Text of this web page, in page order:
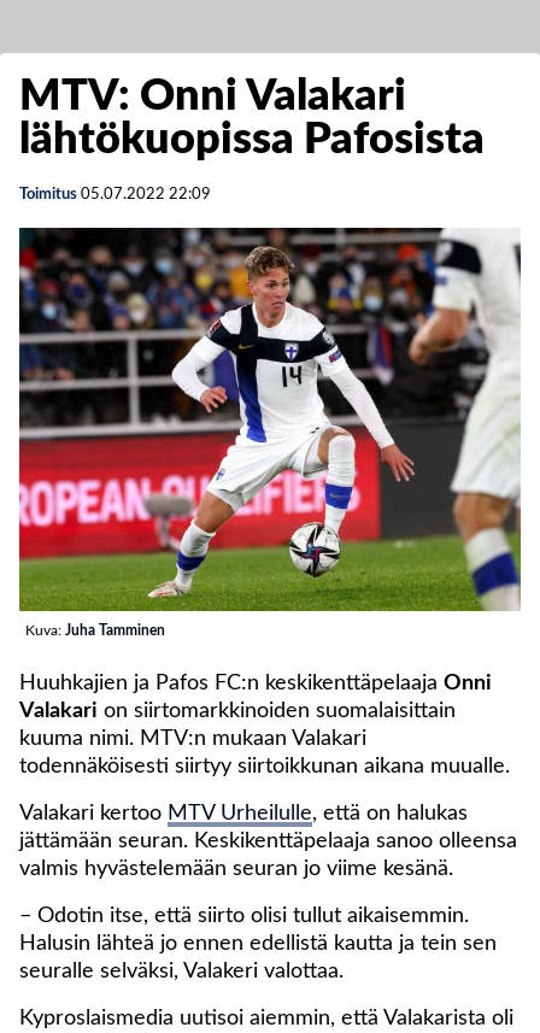
MTV: Onni Valakari
lähtökuopissa Pafosista
Toimitus 05.07.2022 22:09
Kuva: Juha Tamminen
Huuhkajien ja Pafos FC:n keskikenttäpelaaja Onni
Valakari on siirtomarkkinoiden suomalaisittain
kuuma nimi. MTV:n mukaan Valakari
todennäköisesti siirtyy siirtoikkunan aikana muualle.
Valakari kertoo MTV Urheilulle, että on halukas
jättämään seuran. Keskikenttäpelaaja sanoo olleensa
valmis hyvästelemään seuran jo viime kesänä.
– Odotin itse, että siirto olisi tullut aikaisemmin.
Halusin lähteä jo ennen edellistä kautta ja tein sen
seuralle selväksi, Valakeri valottaa.
Kyproslaismedia uutisoi aiemmin, että Valakarista oli